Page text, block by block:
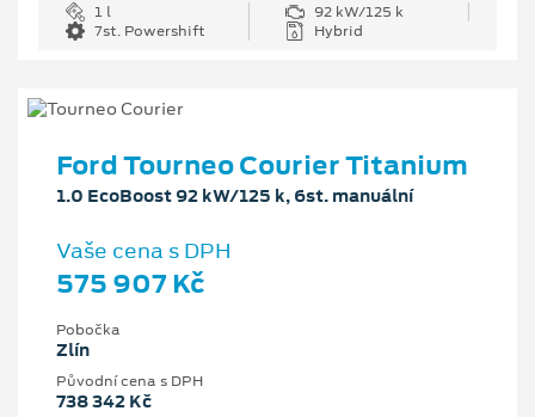
1 l
92 kW/125 k
7st. Powershift
Hybrid
Ford Tourneo Courier Titanium
1.0 EcoBoost 92 kW/125 k, 6st. manuální
Vaše cena s DPH
575 907 Kč
Pobočka
Zlín
Původní cena s DPH
738 342 Kč